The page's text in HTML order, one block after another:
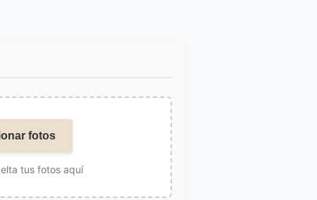
fotos
tus fotos aquí